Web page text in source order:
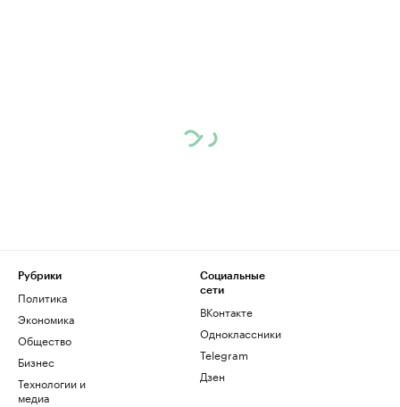
Рубрики
Политика
Экономика
Общество
Бизнес
Технологии и
медиа
Социальные
сети
ВКонтакте
Одноклассники
Telegram
Дзен